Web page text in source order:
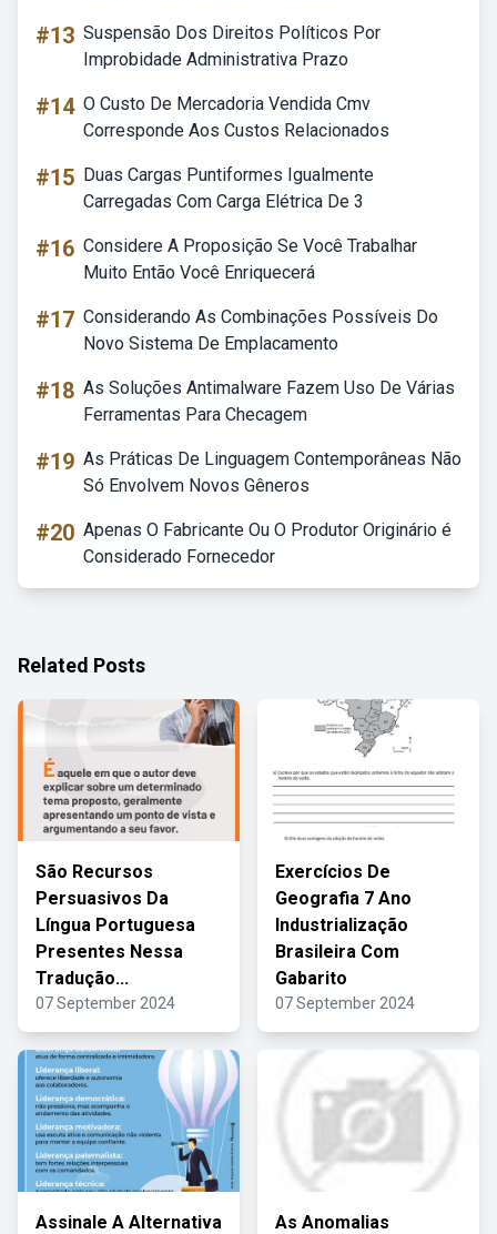
#13 Suspensão Dos Direitos Políticos Por
Improbidade Administrativa Prazo
#14 O Custo De Mercadoria Vendida Cmv
Corresponde Aos Custos Relacionados
#15 Duas Cargas Puntiformes Igualmente
Carregadas Com Carga Elétrica De 3
#16 Considere A Proposição Se Você Trabalhar
Muito Então Você Enriquecerá
#17 Considerando As Combinações Possíveis Do
Novo Sistema De Emplacamento
#18 As Soluções Antimalware Fazem Uso De Várias
Ferramentas Para Checagem
#19 As Práticas De Linguagem Contemporâneas Não
Só Envolvem Novos Gêneros
#20 Apenas O Fabricante Ou O Produtor Originário é
Considerado Fornecedor
Related Posts
São Recursos
Persuasivos Da
Língua Portuguesa
Presentes Nessa
Tradução...
07 September 2024
Exercícios De
Geografia 7 Ano
Industrialização
Brasileira Com
Gabarito
07 September 2024
Assinale A Alternativa As Anomalias